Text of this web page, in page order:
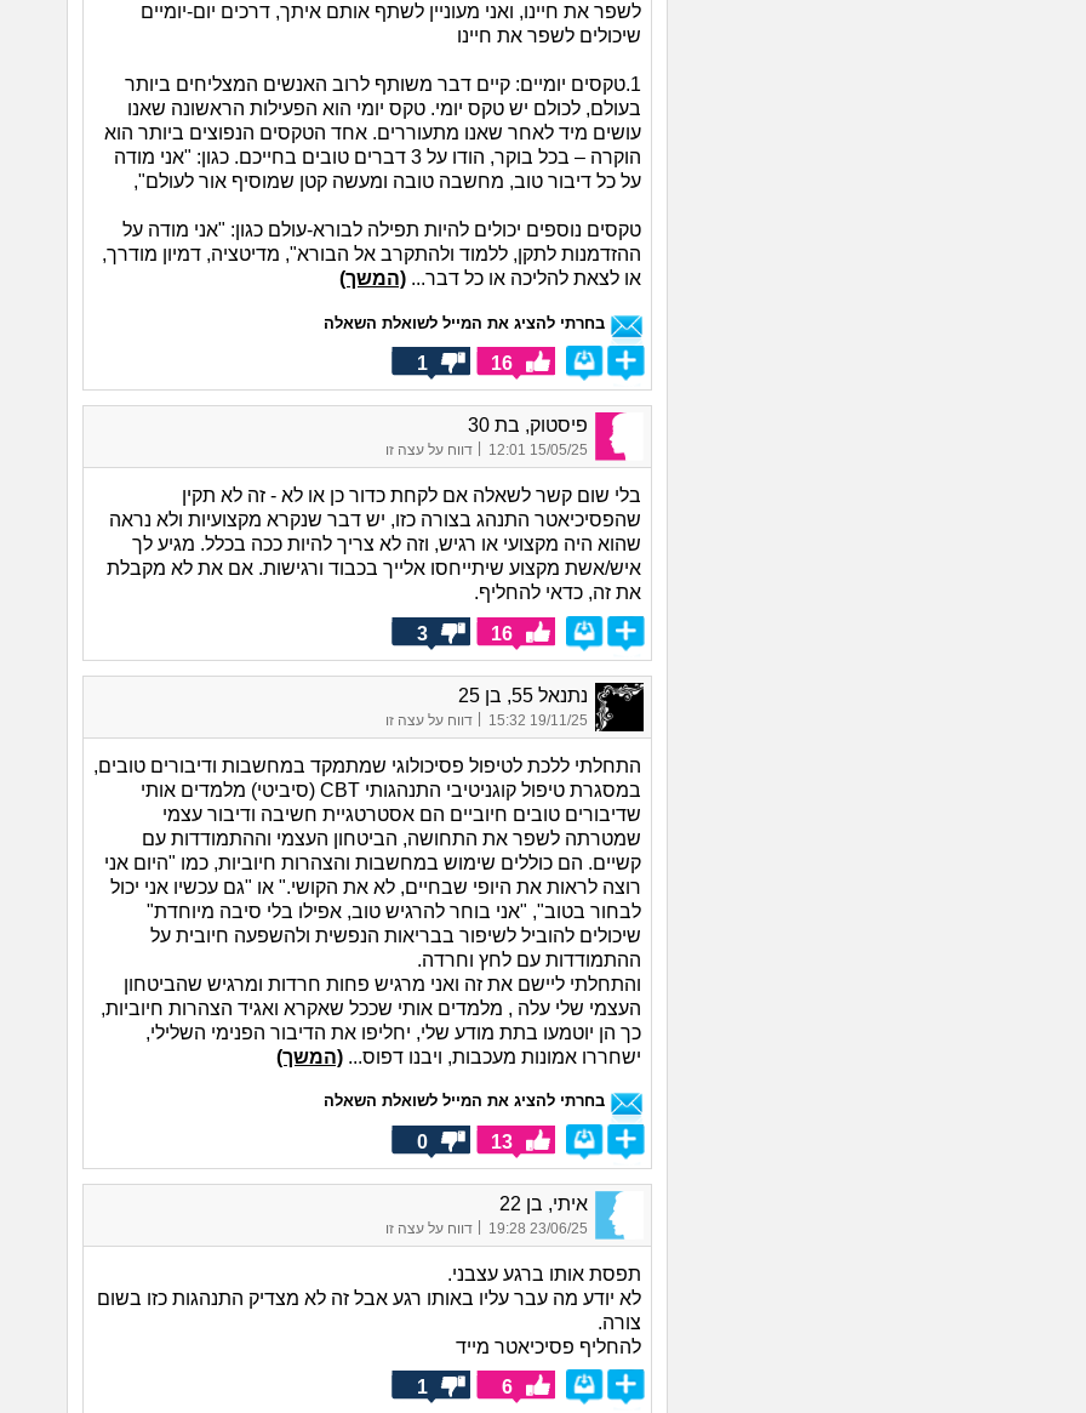
לשפר את חיינו, ואני מעוניין לשתף אותם איתך, דרכים יום-יומיים
שיכולים לשפר את חיינו
1.טקסים יומיים: קיים דבר משותף לרוב האנשים המצליחים ביותר
בעולם, לכולם יש טקס יומי. טקס יומי הוא הפעילות הראשונה שאנו
עושים מיד לאחר שאנו מתעוררים. אחד הטקסים הנפוצים ביותר הוא
הוקרה – בכל בוקר, הודו על 3 דברים טובים בחייכם. כגון: "אני מודה
על כל דיבור טוב, מחשבה טובה ומעשה קטן שמוסיף אור לעולם",
טקסים נוספים יכולים להיות תפילה לבורא-עולם כגון: "אני מודה על
ההזדמנות לתקן, ללמוד ולהתקרב אל הבורא", מדיטציה, דמיון מודרך,
או לצאת להליכה או כל דבר... (המשך)
בחרתי להציג את המייל לשואלת השאלה
16
1
פיסטוק, בת 30
15/05/25 12:01 דווח על עצה זו
בלי שום קשר לשאלה אם לקחת כדור כן או לא - זה לא תקין
שהפסיכיאטר התנהג בצורה כזו, יש דבר שנקרא מקצועיות ולא נראה
שהוא היה מקצועי או רגיש, וזה לא צריך להיות ככה בכלל. מגיע לך
איש/אשת מקצוע שיתייחסו אלייך בכבוד ורגישות. אם את לא מקבלת
את זה, כדאי להחליף.
16
3
נתנאל 55, בן 25
19/11/25 15:32
| דווח על עצה זו
התחלתי ללכת לטיפול פסיכולוגי שמתמקד במחשבות ודיבורים טובים,
במסגרת טיפול קוגניטיבי התנהגותי CBT (סיביטי) מלמדים אותי
שדיבורים טובים חיוביים הם אסטרטגיית חשיבה ודיבור עצמי
שמטרתה לשפר את התחושה, הביטחון העצמי וההתמודדות עם
קשיים. הם כוללים שימוש במחשבות והצהרות חיוביות, כמו "היום אני
רוצה לראות את היופי שבחיים, לא את הקושי." או "גם עכשיו אני יכול
לבחור בטוב", "אני בוחר להרגיש טוב, אפילו בלי סיבה מיוחדת"
שיכולים להוביל לשיפור בבריאות הנפשית ולהשפעה חיובית על
ההתמודדות עם לחץ וחרדה.
והתחלתי ליישם את זה ואני מרגיש פחות חרדות ומרגיש שהביטחון
העצמי שלי עלה , מלמדים אותי שככל שאקרא ואגיד הצהרות חיוביות,
כך הן יוטמעו בתת מודע שלי, יחליפו את הדיבור הפנימי השלילי,
ישחררו אמונות מעכבות, ויבנו דפוס... (המשך)
בחרתי להציג את המייל לשואלת השאלה
13
0
איתי, בן 22
23/06/25 19:28
| דווח על עצה זו
תפסת אותו ברגע עצבני.
לא יודע מה עבר עליו באותו רגע אבל זה לא מצדיק התנהגות כזו בשום
צורה.
להחליף פסיכיאטר מייד
6
1